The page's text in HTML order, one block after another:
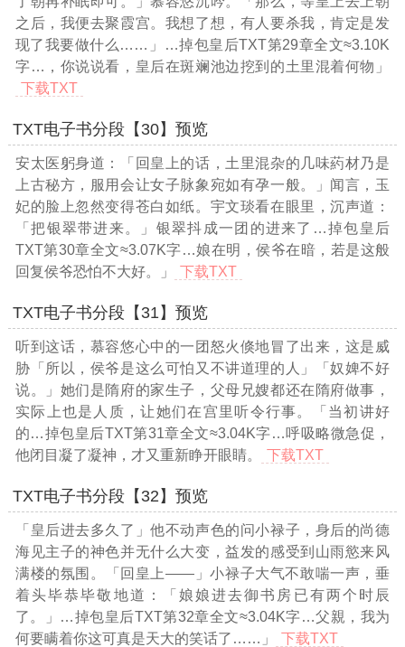
之后，我便去聚霞宫。我想了想，有人要杀我，肯定是发
现了我要做什么……」
…掉包皇后TXT第29章全文≈3.10K
字… ，你说说看，皇后在斑斓池边挖到的土里混着何物」
下载TXT
TXT电子书分段【30】预览
安太医躬身道：「回皇上的话，土里混杂的几味葯材乃是
上古秘方，服用会让女子脉象宛如有孕一般。」闻言，玉
妃的脸上忽然变得苍白如纸。宇文琰看在眼里，沉声道：
「把银翠带进来。」银翠抖成一团的进来了 …掉包皇后
TXT第30章全文≈3.07K字…娘在明，侯爷在暗，若是这般
回复侯爷恐怕不大好。」
下载TXT
TXT电子书分段【31】预览
听到这话，慕容悠心中的一团怒火倏地冒了出来，这是威
胁「所以，侯爷是这么可怕又不讲道理的人」「奴婢不好
说。」她们是隋府的家生子，父母兄嫂都还在隋府做事，
实际上也是人质，让她们在宫里听令行事。「当初讲好
的…掉包皇后TXT第31章全文≈3.04K字… 呼吸略微急促，
他闭目凝了凝神，才又重新睁开眼睛。
下载TXT
TXT电子书分段【32】预览
「皇后进去多久了」他不动声色的问小禄子，身后的尚德
海见主子的神色并无什么大变，益发的感受到山雨慾来风
满楼的氛围。「回皇上——」小禄子大气不敢喘一声，垂
着头毕恭毕敬地道：「娘娘进去御书房已有两个时辰
了。」 …掉包皇后TXT第32章全文≈3.04K字…父親，我为
何要瞒着你这可真是天大的笑话了……」
下载TXT